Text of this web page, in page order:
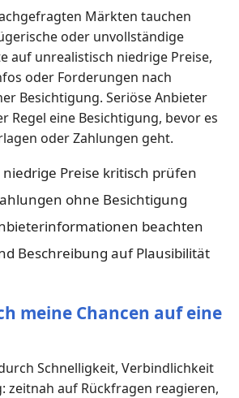
Märkten tauchen
oder unvollständige
auf unrealistisch niedrige Preise,
oder Forderungen nach
Besichtigung. Seriöse Anbieter
Regel eine Besichtigung, bevor es
oder Zahlungen geht.
Preise kritisch prüfen
ohne Besichtigung
beachten
Beschreibung auf Plausibilität
meine Chancen auf eine
Schnelligkeit, Verbindlichkeit
zeitnah auf Rückfragen reagieren,